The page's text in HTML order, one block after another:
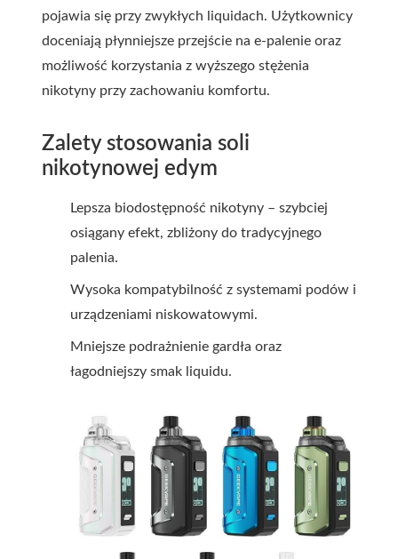
pojawia się przy zwykłych liquidach. Użytkownicy
doceniają płynniejsze przejście na e-palenie oraz
możliwość korzystania z wyższego stężenia
nikotyny przy zachowaniu komfortu.
Zalety stosowania soli
nikotynowej edym
Lepsza biodostępność nikotyny – szybciej
osiągany efekt, zbliżony do tradycyjnego
palenia.
Wysoka kompatybilność z systemami podów i
urządzeniami niskowatowymi.
Mniejsze podrażnienie gardła oraz
łagodniejszy smak liquidu.